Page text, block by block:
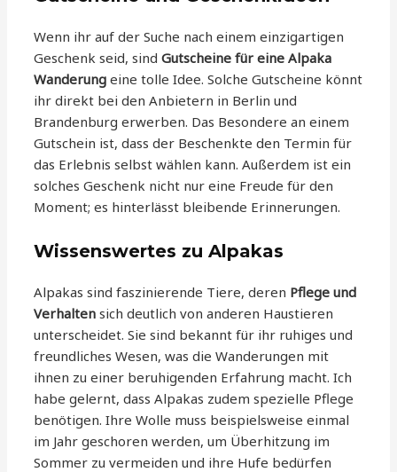
Wenn ihr auf der Suche nach einem einzigartigen
Geschenk seid, sindGutscheine für eine Alpaka
Wanderung eine tolle Idee. Solche Gutscheine könnt
ihr direkt bei den Anbietern in Berlin und
Brandenburg erwerben. Das Besondere an einem
Gutschein ist, dass der Beschenkte den Termin für
das Erlebnis selbst wählen kann. Außerdem ist ein
solches Geschenk nicht nur eine Freude für den
Moment; es hinterlässt bleibende Erinnerungen.
Wissenswertes zu Alpakas
Alpakas sind faszinierende Tiere, deren Pflege und
Verhalten sich deutlich von anderen Haustieren
unterscheidet. Sie sind bekannt für ihr ruhiges und
freundliches Wesen, was die Wanderungen mit
ihnen zu einer beruhigenden Erfahrung macht. Ich
habe gelernt, dass Alpakas zudem spezielle Pflege
benötigen. Ihre Wolle muss beispielsweise einmal
im Jahr geschoren werden, um Überhitzung im
Sommer zu vermeiden und ihre Hufe bedürfen